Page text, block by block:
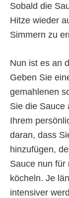
Sobald die
Hitze wieder
Simmern zu
Nun ist es an
Geben Sie
gemahlenen
Sie die Sauce
Ihrem
daran, dass
hinzufügen,
Sauce nun für
köcheln. Je
intensiver